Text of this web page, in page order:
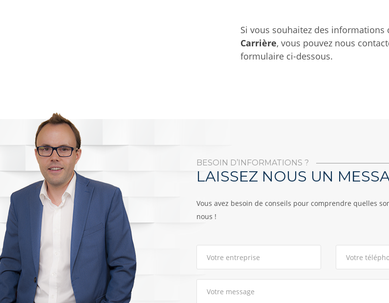
Si vous souhaitez des informations
Carrière, vous pouvez nous
formulaire ci-dessous.
BESOIN D’INFORMATIONS ?
LAISSEZ NOUS UN
Vous avez besoin de conseils pour comprendre quelles
nous !